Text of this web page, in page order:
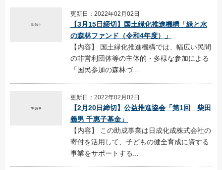
更新日：2022年02月02日
【3月15日締切】国土緑化推進機構「緑と水
の森林ファンド（令和4年度）」
【内容】 国土緑化推進機構では、幅広い民間
の非営利団体等の主体的・多様な参加による
「国民参加の森林づ...
更新日：2022年02月02日
【2月20日締切】公益推進協会「第1回 柴田
義男 千惠子基金」
【内容】 この助成事業は日成化成株式会社の
寄付を活用して、子どもの健全育成に資する
事業をサポートする...